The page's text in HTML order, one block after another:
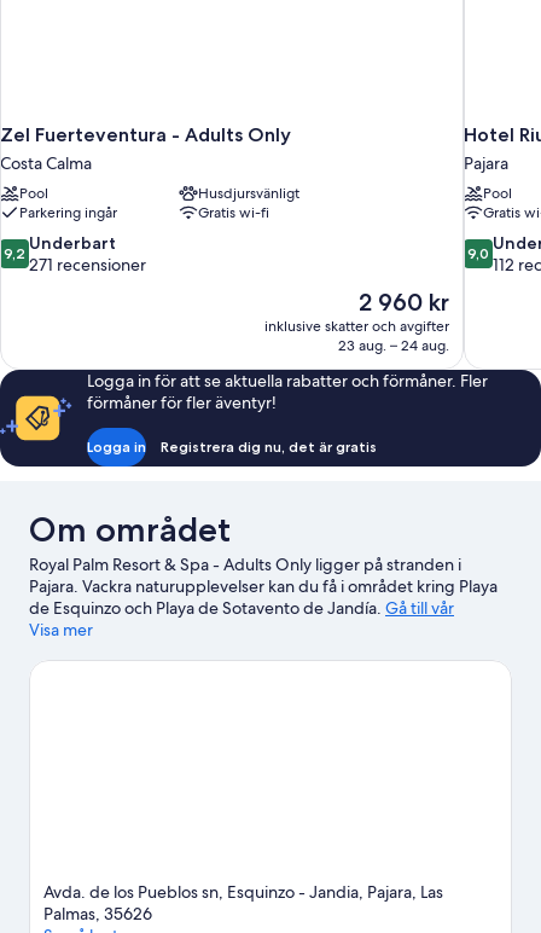
Zel Fuerteventura - Adults Only
Costa Calma
Pool
Husdjursvänligt
Parkering ingår
Gratis wi-fi
9.2
av
9,2 Underbart
271 recensioner
Priset
är
2 960 kr
2 960 kr
inklusive skatter och avgifter
23 aug. – 24 aug.
Hotel
Pajara
Pool
Gratis
9.0
av
9,0
112
Logga in för att se aktuella rabatter och förmåner. Fler
förmåner för fler äventyr!
Logga in Registrera dig nu, det är gratis
Om området
Royal Palm Resort & Spa - Adults Only ligger på stranden i
Pajara. Vackra naturupplevelser kan du få i området kring Playa
de Esquinzo och Playa de Sotavento de Jandía. Gå till vår
reseguide för Pajara
Visa mer
Avda. de los Pueblos sn, Esquinzo - Jandia, Pajara, Las
Palmas, 35626